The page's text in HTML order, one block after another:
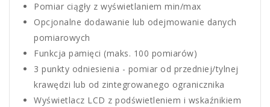
Pomiar ciągły z wyświetlaniem min/max
Opcjonalne dodawanie lub odejmowanie danych
pomiarowych
Funkcja pamięci (maks. 100 pomiarów)
3 punkty odniesienia - pomiar od przedniej/tylnej
krawędzi lub od zintegrowanego ogranicznika
Wyświetlacz LCD z podświetleniem i wskaźnikiem